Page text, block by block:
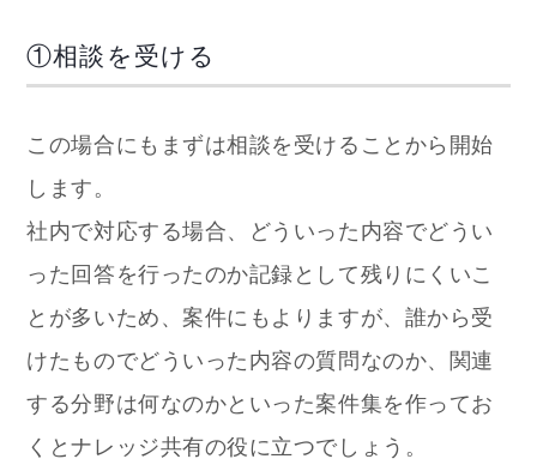
①相談を受ける
この場合にもまずは相談を受けることから開始
します。
社内で対応する場合、どういった内容でどうい
った回答を行ったのか記録として残りにくいこ
とが多いため、案件にもよりますが、誰から受
けたものでどういった内容の質問なのか、関連
する分野は何なのかといった案件集を作ってお
くとナレッジ共有の役に立つでしょう。